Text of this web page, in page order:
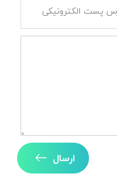
ارسال